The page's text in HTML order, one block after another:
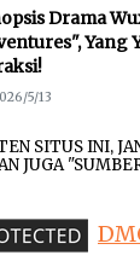
Drama
Yang
5/13
SITUS INI,
JUGA